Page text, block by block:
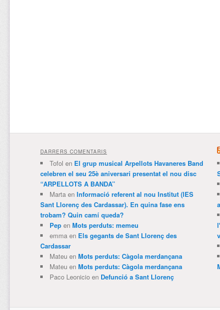
DARRERS COMENTARIS
Tofol en El grup musical Arpellots Havaneres Band
celebren el seu 25è aniversari presentat el nou disc
“ARPELLOTS A BANDA”
Martaen Informació referent al nou Institut (IES
Sant Llorenç des Cardassar). En quina fase ens
trobam? Quin camí queda?
Pepen Mots perduts: memeu
emmaen Els gegants de Sant Llorenç des
Cardassar
Mateuen Mots perduts: Càgola merdançana
Mateuen Mots perduts: Càgola merdançana
Paco Leonicioen Defunció a Sant Llorenç